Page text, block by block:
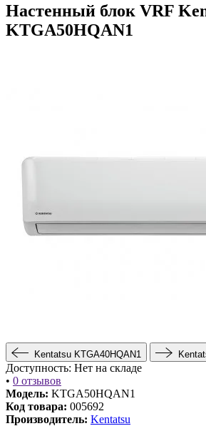
Настенный блок VRF
KTGA50HQAN1
Kentatsu KTGA40HQAN1
Доступность: Нет на складе
• 0 отзывов
Модель: KTGA50HQAN1
Код товара: 005692
Производитель: Kentatsu